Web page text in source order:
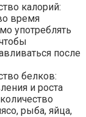
калорий:
время
употреблять
после
белков:
и роста
рыба, яйца,